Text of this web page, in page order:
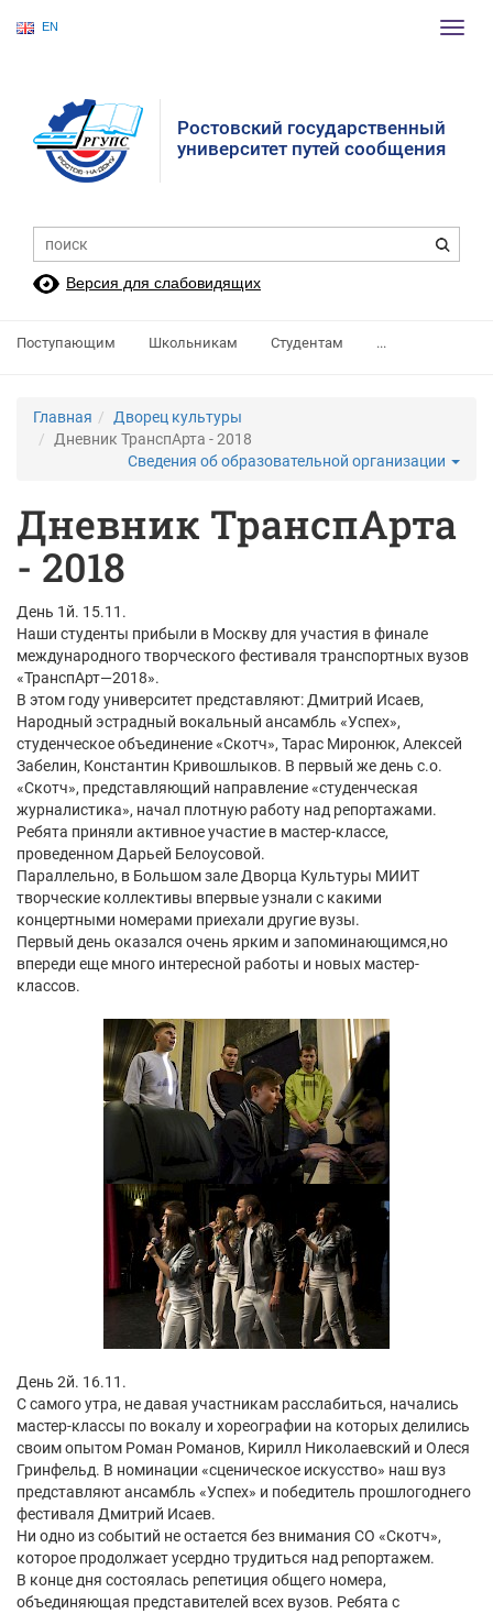
EN
Ростовский государственный
университет путей сообщения
Версия для слабовидящих
Поступающим Школьникам Студентам ...
Главная
Дворец культуры
Дневник ТранспАрта - 2018
Сведения об образовательной организации
Дневник ТранспАрта
- 2018
День 1й. 15.11.
Наши студенты прибыли в Москву для участия в финале
международного творческого фестиваля транспортных вузов
«ТранспАрт—2018».
В этом году университет представляют: Дмитрий Исаев,
Народный эстрадный вокальный ансамбль «Успех»,
студенческое объединение «Скотч», Тарас Миронюк, Алексей
Забелин, Константин Кривошлыков. В первый же день с.о.
«Скотч», представляющий направление «студенческая
журналистика», начал плотную работу над репортажами.
Ребята приняли активное участие в мастер-классе,
проведенном Дарьей Белоусовой.
Параллельно, в Большом зале Дворца Культуры МИИТ
творческие коллективы впервые узнали с какими
концертными номерами приехали другие вузы.
Первый день оказался очень ярким и запоминающимся,но
впереди еще много интересной работы и новых мастер-
классов.
День 2й. 16.11.
С самого утра, не давая участникам расслабиться, начались
мастер-классы по вокалу и хореографии на которых делились
своим опытом Роман Романов, Кирилл Николаевский и Олеся
Гринфельд. В номинации «сценическое искусство» наш вуз
представляют ансамбль «Успех» и победитель прошлогоднего
фестиваля Дмитрий Исаев.
Ни одно из событий не остается без внимания СО «Скотч»,
которое продолжает усердно трудиться над репортажем.
В конце дня состоялась репетиция общего номера,
объединяющая представителей всех вузов. Ребята с